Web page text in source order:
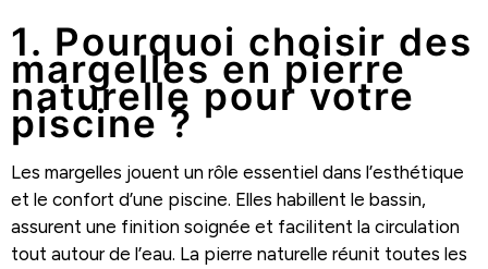
1. Pourquoi choisir des
margelles en pierre
naturelle pour votre
piscine ?
Les margelles jouent un rôle essentiel dans l’esthétique
et le confort d’une piscine. Elles habillent le bassin,
assurent une finition soignée et facilitent la circulation
tout autour de l’eau. La pierre naturelle réunit toutes les